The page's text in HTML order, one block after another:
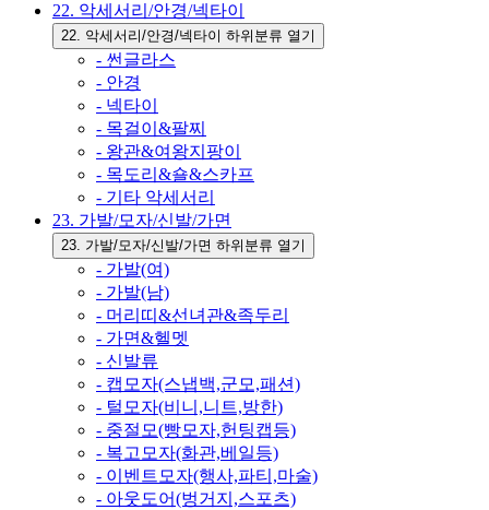
22. 악세서리/안경/넥타이
22. 악세서리/안경/넥타이 하위분류 열기
- 썬글라스
- 안경
- 넥타이
- 목걸이&팔찌
- 왕관&여왕지팡이
- 목도리&숄&스카프
- 기타 악세서리
23. 가발/모자/신발/가면
23. 가발/모자/신발/가면 하위분류 열기
- 가발(여)
- 가발(남)
- 머리띠&선녀관&족두리
- 가면&헬멧
- 신발류
- 캡모자(스냅백,군모,패션)
- 털모자(비니,니트,방한)
- 중절모(빵모자,헌팅캡등)
- 복고모자(화관,베일등)
- 이벤트모자(행사,파티,마술)
- 아웃도어(벙거지,스포츠)